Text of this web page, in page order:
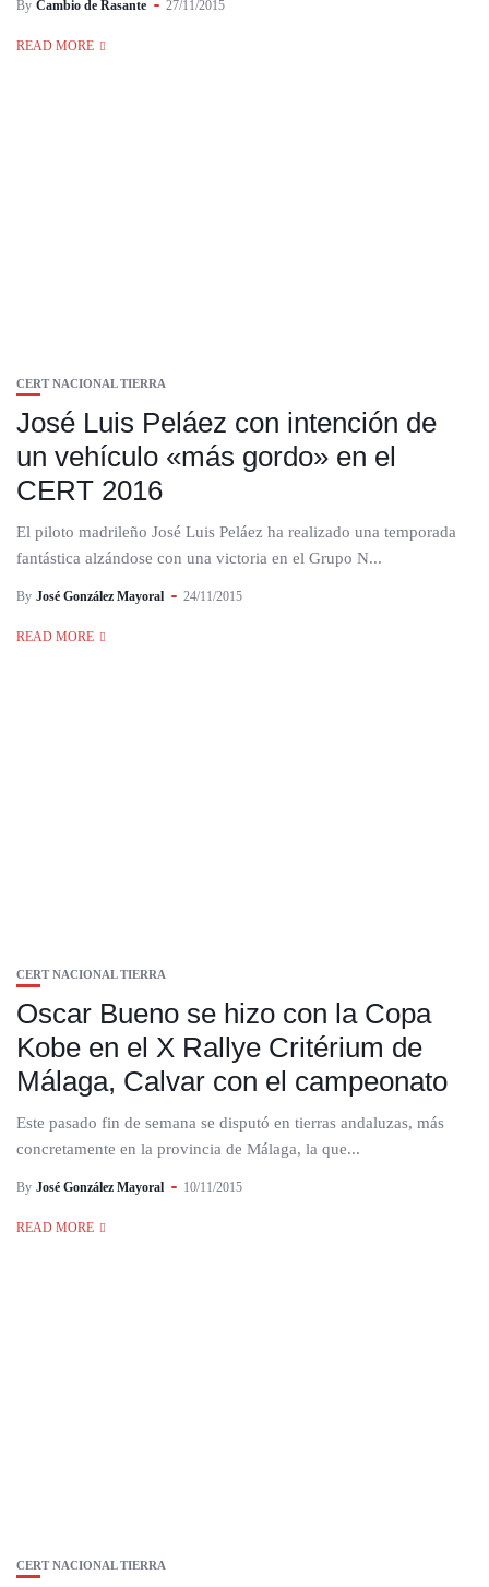
By Cambio de Rasante 27/11/2015
READ MORE
CERT NACIONAL TIERRA
José Luis Peláez con intención de
un vehículo «más gordo» en el
CERT 2016
El piloto madrileño José Luis Peláez ha realizado una temporada
fantástica alzándose con una victoria en el Grupo N...
By José González Mayoral 24/11/2015
READ MORE
CERT NACIONAL TIERRA
Oscar Bueno se hizo con la Copa
Kobe en el X Rallye Critérium de
Málaga, Calvar con el campeonato
Este pasado fin de semana se disputó en tierras andaluzas, más
concretamente en la provincia de Málaga, la que...
By José González Mayoral 10/11/2015
READ MORE
CERT NACIONAL TIERRA